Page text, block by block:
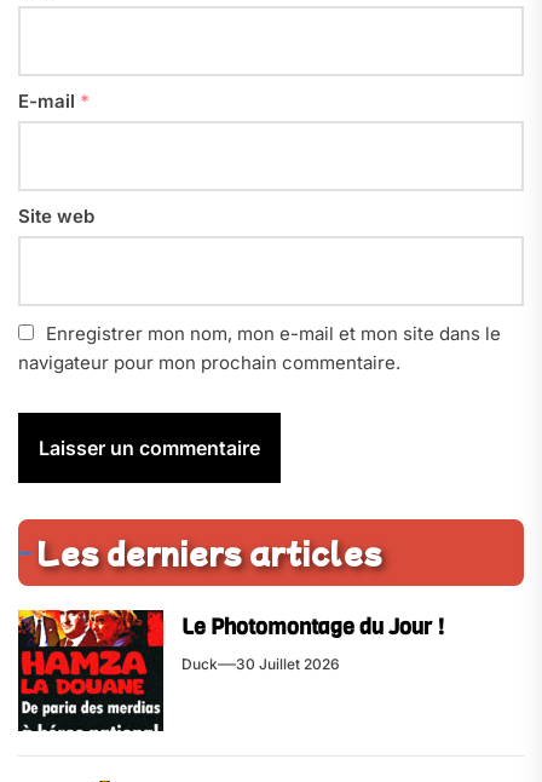
E-mail *
Site web
Enregistrer mon nom, mon e-mail et mon site dans le
navigateur pour mon prochain commentaire.
Les derniers articles
Le Photomontage du Jour !
Duck 30 Juillet 2026